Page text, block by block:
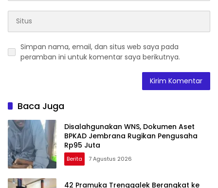
Simpan nama, email, dan situs web saya pada
peramban ini untuk komentar saya berikutnya.
Baca Juga
Disalahgunakan WNS, Dokumen Aset
BPKAD Jembrana Rugikan Pengusaha
Rp95 Juta
Berita 7 Agustus 2026
42 Pramuka Trenggalek Berangkat ke